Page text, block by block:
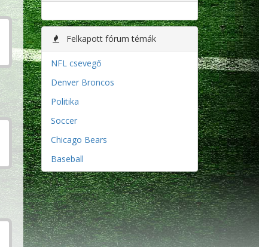
Felkapott fórum témák
NFL csevegő
Denver Broncos
Politika
Soccer
Chicago Bears
Baseball